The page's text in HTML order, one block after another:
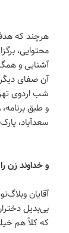
هرچند که
محتوایی،
آشنایی و
آن صفای
شب اردوی
و طبق
سعدآباد،
و خداوند زن
آقایان
بی‌بدیل
که کلاً هم